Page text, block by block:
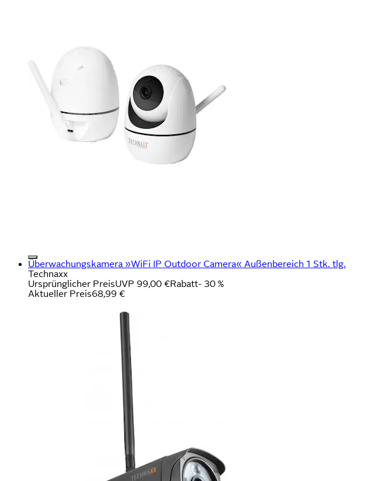
Überwachungskamera »WiFi IP Outdoor Camera« Außenbereich 1 Stk. tlg.
Technaxx
Ursprünglicher PreisUVP 99,00 €Rabatt- 30 %
Aktueller Preis68,99 €